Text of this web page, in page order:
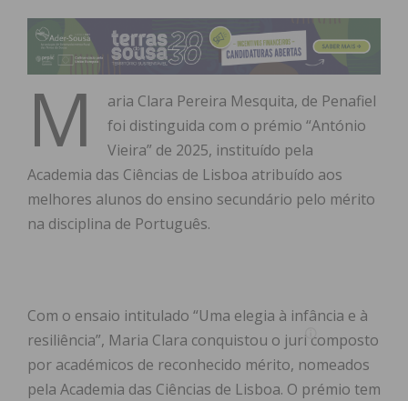
M
aria Clara Pereira Mesquita, de Penafiel
foi distinguida com o prémio “António
Vieira” de 2025, instituído pela
Academia das Ciências de Lisboa atribuído aos
melhores alunos do ensino secundário pelo mérito
na disciplina de Português.
Com o ensaio intitulado “Uma elegia à infância e à
resiliência”, Maria Clara conquistou o juri composto
por académicos de reconhecido mérito, nomeados
pela Academia das Ciências de Lisboa. O prémio tem